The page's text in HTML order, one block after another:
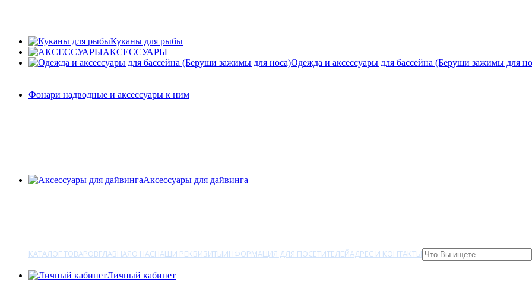
Куканы для рыбы
АКСЕССУАРЫ
Одежда и аксессуары для бассейна (Беруши зажимы для
Фонари надводные и аксессуары к ним
Аксессуары для дайвинга
КАТАЛОГ ТОВАРОВГЛАВНАЯО НАСНАШИ РЕКВИЗИТЫИНФОРМАЦИЯ ДЛЯ ПОСЕТИТЕЛЕЙАДРЕС И КОНТАКТЫ
Личный кабинет